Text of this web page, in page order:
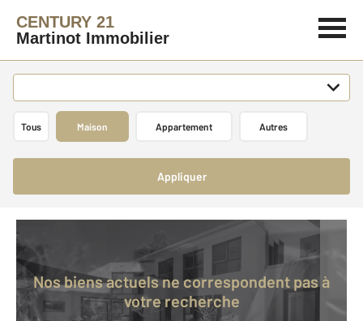
CENTURY 21
Martinot Immobilier
Tous Maison Appartement Autres
Appliquer
Nos biens actuels ne correspondent pas à
votre recherche